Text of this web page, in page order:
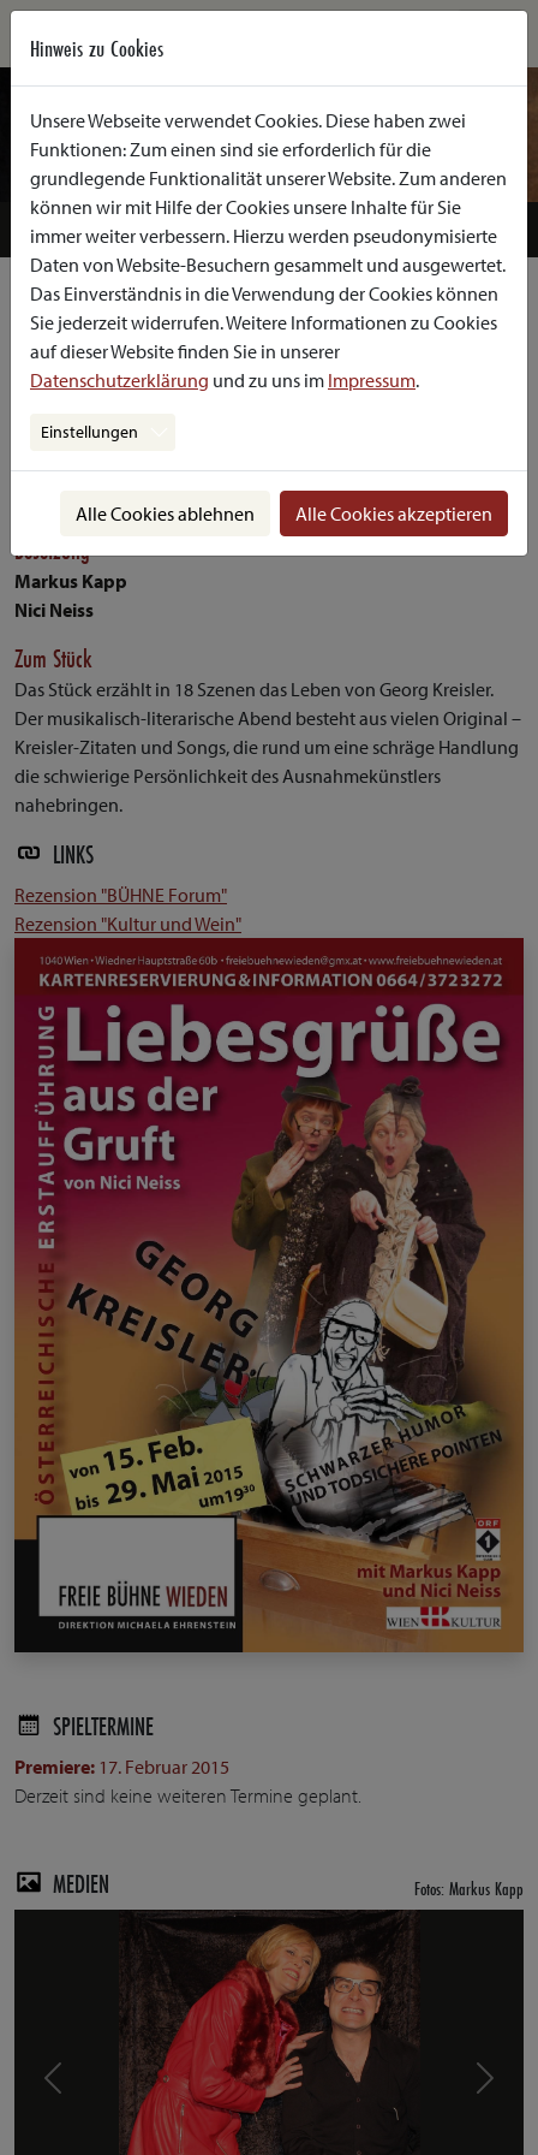
ÜBERSICHT LINKS MEDIEN
Österreichische Erstaufführung
LIEBESGRÜSSE AUS DER GRUFT
Scharzer Humor und todsichere Pointen
Hommage an Georg Kreisler
Musiktheater vonNici Neiss
Markus Kapp , undNici Neiss
Besetzung
Markus Kapp
Nici Neiss
Zum Stück
Das Stück erzählt in 18 Szenen das Leben von Georg Kreisler.
Der musikalisch-literarische Abend besteht aus vielen Original –
Kreisler-Zitaten und Songs, die rund um eine schräge Handlung
die schwierige Persönlichkeit des Ausnahmekünstlers
nahebringen.
LINKS
Rezension "BÜHNE Forum"
Rezension "Kultur und Wein"
SPIELTERMINE
Premiere: 17. Februar 2015
Derzeit sind keine weiteren Termine geplant.
MEDIEN Fotos: Markus Kapp
Previous Next
Hinweis zu Cookies
Unsere Webseite verwendet Cookies. Diese haben zwei
Funktionen: Zum einen sind sie erforderlich für die
grundlegende Funktionalität unserer Website. Zum anderen
können wir mit Hilfe der Cookies unsere Inhalte für Sie
immer weiter verbessern. Hierzu werden pseudonymisierte
Daten von Website-Besuchern gesammelt und ausgewertet.
Das Einverständnis in die Verwendung der Cookies können
Sie jederzeit widerrufen. Weitere Informationen zu Cookies
auf dieser Website finden Sie in unserer
Datenschutzerklärung und zu uns im Impressum.
Einstellungen
Alle Cookies ablehnen Alle Cookies akzeptieren